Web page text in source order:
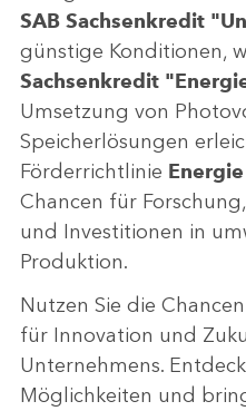
SAB Sachsenkredit
günstige Konditionen,
Sachsenkredit
Umsetzung von
Speicherlösungen
Förderrichtlinie
Chancen für
und Investitionen in
Produktion.
Nutzen Sie die
für Innovation und
Unternehmens.
Möglichkeiten und